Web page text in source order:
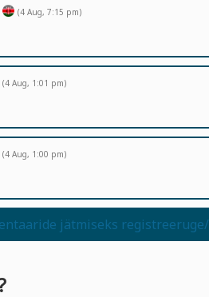
(4 Aug, 1:00 pm)
(4 Aug, 1:01 pm)
(4 Aug, 7:15 pm)
jätmiseks